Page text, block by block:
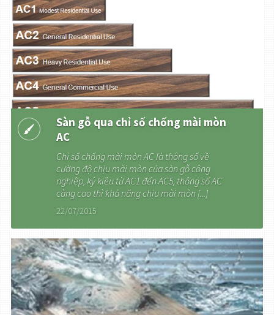
Sàn gỗ qua chỉ số chống mài mòn
AC
Chỉ số chống mài mòn AC là thông số về
cường độ chịu mài mòn của sàn gỗ công
nghiệp, ký kiệu từ AC1 đến AC5, thông số AC
càng cao thì khả năng chịu mài mòn [...]
22/07/2015